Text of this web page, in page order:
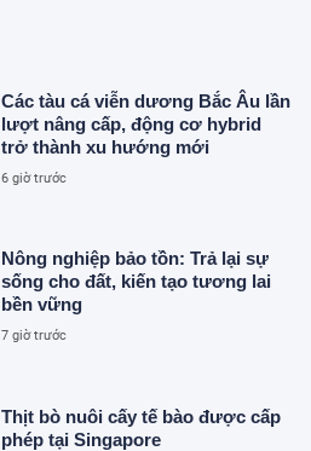
Các tàu cá viễn dương Bắc Âu lần
lượt nâng cấp, động cơ hybrid
trở thành xu hướng mới
6 giờ trước
Nông nghiệp bảo tồn: Trả lại sự
sống cho đất, kiến tạo tương lai
bền vững
7 giờ trước
Thịt bò nuôi cấy tế bào được cấp
phép tại Singapore